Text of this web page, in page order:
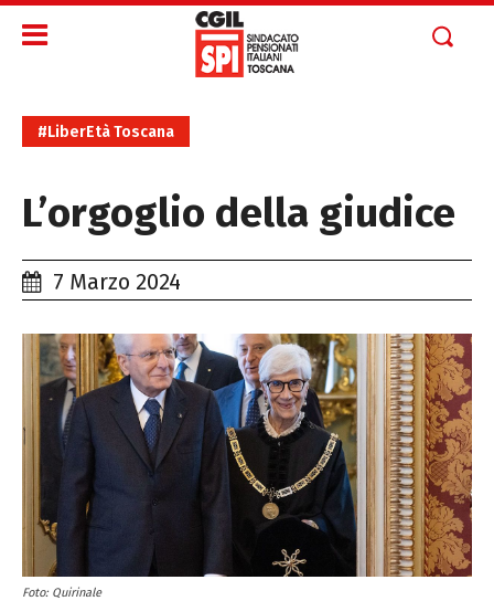
#LiberEtà Toscana
L’orgoglio della giudice
7 Marzo 2024
Foto: Quirinale